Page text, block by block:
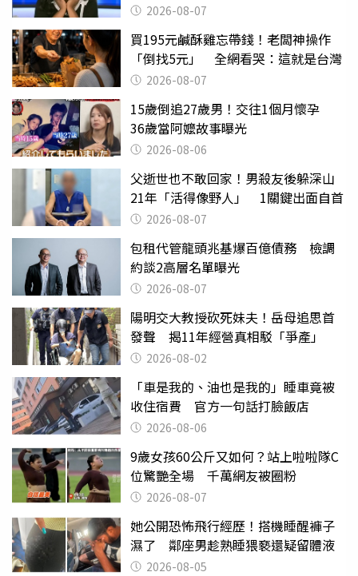
2026-08-07
買195元鹹酥雞忘帶錢！老闆神操作
「倒找5元」 全網看哭：這就是台灣
2026-08-07
15歲倒追27歲男！交往1個月懷孕
36歲當阿嬤故事曝光
2026-08-06
父逝世也不敢回家！男殺友後躲深山
21年「活得像野人」 1關鍵出面自首
2026-08-07
包租代管龍頭兆基爆百億債務 檢調
約談2高層名單曝光
2026-08-07
陽明交大教授砍死妹夫！岳母追思首
發聲 揭11年經營真相駁「爭產」
2026-08-02
「車是我的、油也是我的」睡車竟被
收住宿費 官方一句話打臉飯店
2026-08-06
9歲女孩60公斤又如何？站上啦啦隊C
位驚艷全場 千萬網友被圈粉
2026-08-07
她公開恐怖飛行經歷！搭機睡醒褲子
濕了 鄰座男趁熟睡猥褻還疑留體液
2026-08-05